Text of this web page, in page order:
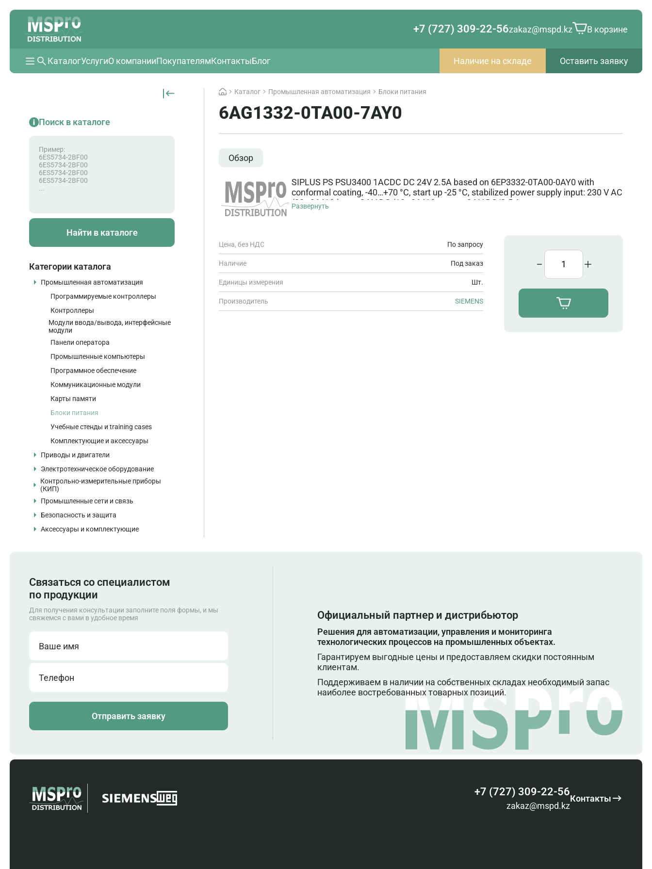
+7 (727) 309-22-56zakaz@mspd.kz В корзине
КаталогУслугиО компанииПокупателямКонтактыБлог Наличие на складе Оставить заявку
Поиск в каталоге
Пример:
6ES5734-2BF00
6ES5734-2BF00
6ES5734-2BF00
6ES5734-2BF00
...
Найти в каталоге
Категории каталога
Промышленная автоматизация
Программируемые контроллеры
Контроллеры
Модули ввода/вывода, интерфейсные
модули
Панели оператора
Промышленные компьютеры
Программное обеспечение
Коммуникационные модули
Карты памяти
Блоки питания
Учебные стенды и training cases
Комплектующие и аксессуары
Приводы и двигатели
Частотные преобразователи
Устройства плавного пуска
Электротехническое оборудование
Автоматические выключатели
Контрольно-измерительные приборы
(КИП)
Датчики давления
Датчики температуры
Датчики уровня
Промышленные сети и связь
Промышленные коммутаторы
Маршрутизаторы
Безопасность и защита
Системы безопасности
Аксессуары и комплектующие
Каталог Промышленная автоматизация Блоки питания
6AG1332-0TA00-7AY0
Обзор
SIPLUS PS PSU3400 1ACDC DC 24V 2.5A based on 6EP3332-0TA00-0AY0 with
conformal coating, -40…+70 °C, start up -25 °C, stabilized power supply input: 230 V AC
(88…264 V) input: 24 V DC (18…264 V) output: 24 V DC/2.5 A
Развернуть
Цена, без НДС По запросу
Наличие Под заказ
Единицы измерения Шт.
Производитель SIEMENS
Связаться со специалистом
по продукции
Для получения консультации заполните поля формы, и мы
свяжемся с вами в удобное время
Ваше имя
Телефон
Отправить заявку
Официальный партнер и дистрибьютор
Решения для автоматизации, управления и мониторинга
технологических процессов на промышленных объектах.
Гарантируем выгодные цены и предоставляем скидки постоянным
клиентам.
Поддерживаем в наличии на собственных складах необходимый запас
наиболее востребованных товарных позиций.
+7 (727) 309-22-56
zakaz@mspd.kz
Контакты